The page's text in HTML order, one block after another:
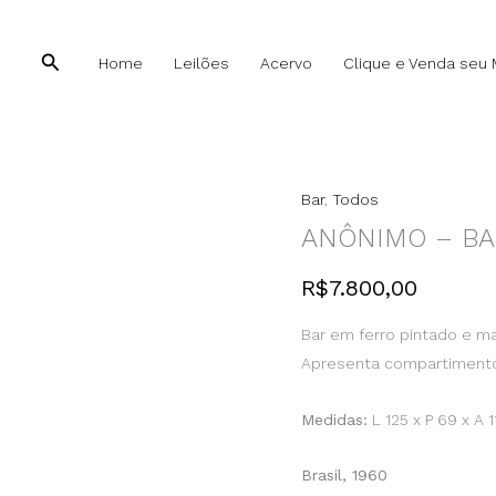
Pesquisar
Home Leilões Acervo Clique e Venda seu
Bar, Todos
ANÔNIMO –
R$7.800,00
Bar em ferro pintado e
Apresenta
Medidas: L 125 x P 69 x A
Brasil, 1960